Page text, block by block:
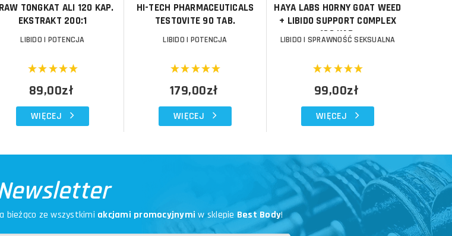
TONGKAT ALI 120 KAP.
EKSTRAKT 200:1
LIBIDO I POTENCJA
89,00zł
WIĘCEJ
HI-TECH PHARMACEUTICALS
TESTOVITE 90 TAB.
LIBIDO I POTENCJA
179,00zł
WIĘCEJ
HAYA LABS HORNY GOAT WEED
+ LIBIDO SUPPORT COMPLEX
120 KAP.
LIBIDO I SPRAWNOŚĆ SEKSUALNA
99,00zł
WIĘCEJ
bieżąco ze wszystkimi akcjami promocyjnymi w sklepie Best Body!